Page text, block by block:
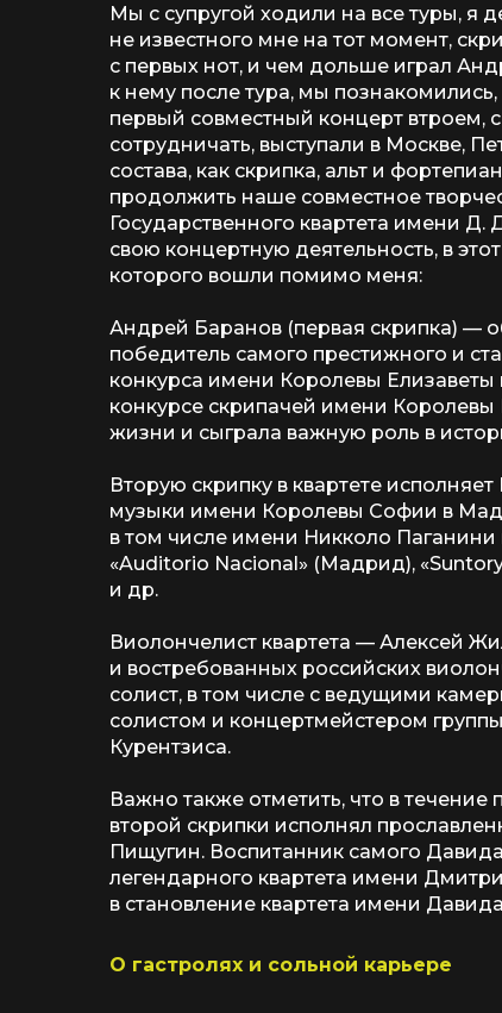
Мы с супругой ходили на все туры, я
не известного мне на тот момент,
с первых нот, и чем дольше играл
к нему после тура, мы
первый совместный концерт втроем,
сотрудничать, выступали в Москве,
состава, как скрипка, альт и
продолжить наше совместное
Государственного квартета имени
свою концертную деятельность, в
которого вошли помимо меня:
Андрей Баранов (первая скрипка) —
победитель самого престижного и
конкурса имени Королевы Елизаветы
конкурсе скрипачей имени
жизни и сыграла важную роль в
Вторую скрипку в квартете
музыки имени Королевы Софии в
в том числе имени Никколо Паганини
«Auditorio Nacional» (Мадрид),
и др.
Виолончелист квартета — Алексей
и востребованных российских
солист, в том числе с ведущими
солистом и концертмейстером
Курентзиса.
Важно также отметить, что в
второй скрипки исполнял
Пищугин. Воспитанник самого
легендарного квартета имени
в становление квартета имени
О гастролях и сольной карьере